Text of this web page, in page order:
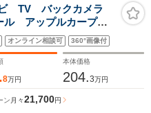
TV バックカメラ
ル アップルカープレ
ヒーター ETC IQラ
オンライン相談可 360°画像付
8万円
本体価格
204.3万円
ン 月々21,700円